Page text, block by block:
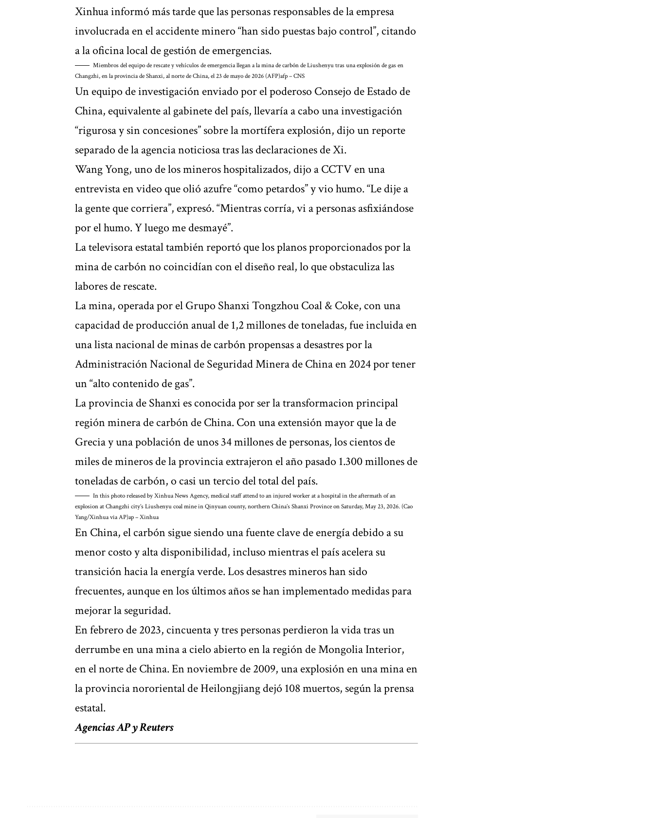
Xinhua informó más tarde que las personas responsables de la empresa
involucrada en el accidente minero “han sido puestas bajo control”, citando
a la oficina local de gestión de emergencias.
Miembros del equipo de rescate y vehículos de emergencia llegan a la mina de carbón de Liushenyu tras una explosión de gas en
Changzhi, en la provincia de Shanxi, al norte de China, el 23 de mayo de 2026 (AFP)afp – CNS
Un equipo de investigación enviado por el poderoso Consejo de Estado de
China, equivalente al gabinete del país, llevaría a cabo una investigación
“rigurosa y sin concesiones” sobre la mortífera explosión, dijo un reporte
separado de la agencia noticiosa tras las declaraciones de Xi.
Wang Yong, uno de los mineros hospitalizados, dijo a CCTV en una
entrevista en video que olió azufre “como petardos” y vio humo. “Le dije a
la gente que corriera”, expresó. “Mientras corría, vi a personas asfixiándose
por el humo. Y luego me desmayé”.
La televisora estatal también reportó que los planos proporcionados por la
mina de carbón no coincidían con el diseño real, lo que obstaculiza las
labores de rescate.
La mina, operada por el Grupo Shanxi Tongzhou Coal & Coke, con una
capacidad de producción anual de 1,2 millones de toneladas, fue incluida en
una lista nacional de minas de carbón propensas a desastres por la
Administración Nacional de Seguridad Minera de China en 2024 por tener
un “alto contenido de gas”.
La provincia de Shanxi es conocida por ser la transformacion principal
región minera de carbón de China. Con una extensión mayor que la de
Grecia y una población de unos 34 millones de personas, los cientos de
miles de mineros de la provincia extrajeron el año pasado 1.300 millones de
toneladas de carbón, o casi un tercio del total del país.
In this photo released by Xinhua News Agency, medical staff attend to an injured worker at a hospital in the aftermath of an
explosion at Changzhi city’s Liushenyu coal mine in Qinyuan county, northern China’s Shanxi Province on Saturday, May 23, 2026. (Cao
Yang/Xinhua via AP)ap – Xinhua
En China, el carbón sigue siendo una fuente clave de energía debido a su
menor costo y alta disponibilidad, incluso mientras el país acelera su
transición hacia la energía verde. Los desastres mineros han sido
frecuentes, aunque en los últimos años se han implementado medidas para
mejorar la seguridad.
En febrero de 2023, cincuenta y tres personas perdieron la vida tras un
derrumbe en una mina a cielo abierto en la región de Mongolia Interior,
en el norte de China. En noviembre de 2009, una explosión en una mina en
la provincia nororiental de Heilongjiang dejó 108 muertos, según la prensa
estatal.
Agencias AP y Reuters